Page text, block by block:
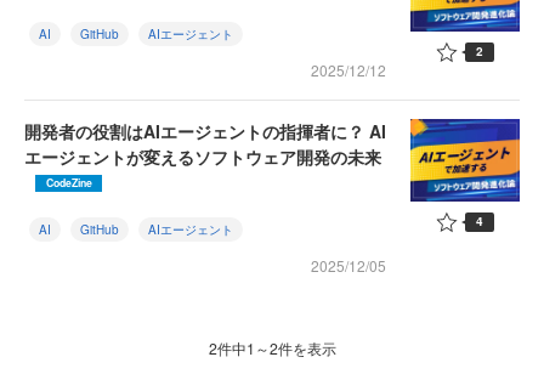
AI GitHub AIエージェント
2025/12/12
2
開発者の役割はAIエージェントの指揮者に？ AI
エージェントが変えるソフトウェア開発の未来
CodeZine
AI GitHub AIエージェント
2025/12/05
4
2件中1～2件を表示